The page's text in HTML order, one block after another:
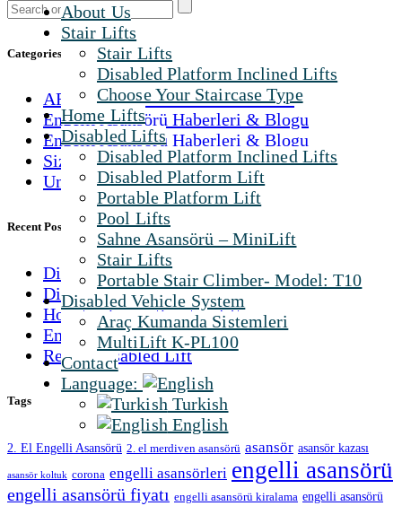
About Us
Stair Lifts
Stair Lifts
Disabled Platform Inclined Lifts
Choose Your Staircase Type
Home Lifts
Disabled Lifts
Disabled Platform Inclined Lifts
Disabled Platform Lift
Portable Platform Lift
Pool Lifts
Sahne Asansörü – MiniLift
Stair Lifts
Portable Stair Climber- Model: T10
Disabled Vehicle System
Araç Kumanda Sistemleri
MultiLift K-PL100
Contact
Language:
Turkish
English
Categories
ARAÇ KUMANDA SİSTEMLERİ
Engelli Asansörü Haberleri & Blogu
Engelli Asansörü Haberleri & Blogu
Sizden Gelenler
Uncategorized
Recent Posts
Disabled Law in Turkey
Disabled Products
How to choose the stair lift
Engelli Aracı Gaz Sistemi, K5 Gaz Çemberi
Rental Disabled Lift
Tags
2. El Engelli Asansörü 2. el merdiven asansörü asansör asansör kazası
asansör koltuk corona engelli asansörleri engelli asansörü
engelli asansörü fiyatı engelli asansörü kiralama engelli asansörü